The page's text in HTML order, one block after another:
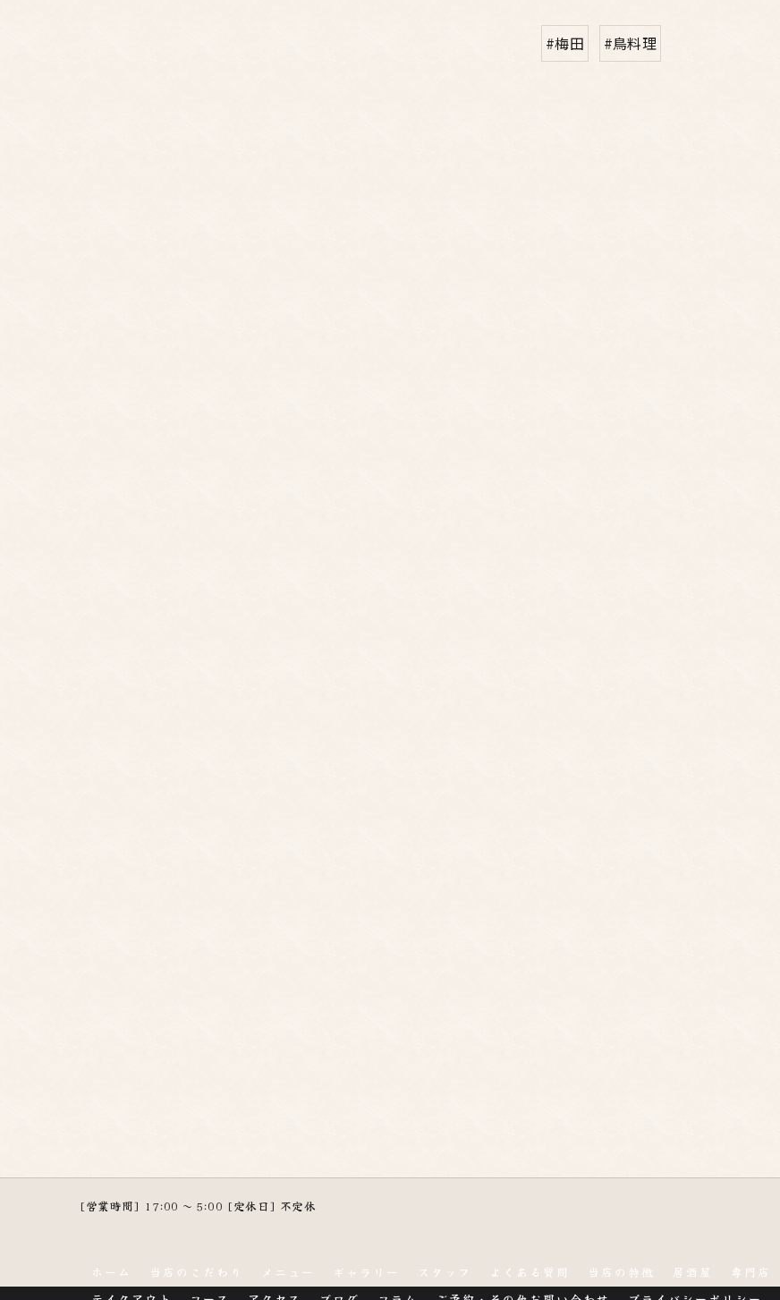
#梅田 #鳥料理
[営業時間] 17:00 ～ 5:00 [定休日] 不定休
ホーム 当店のこだわり メニュー ギャラリー スタッフ よくある質問 当店の特徴 居酒屋 専門店